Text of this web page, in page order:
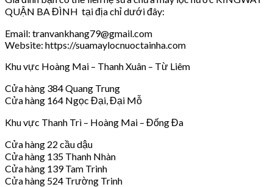
QUẬN BA ĐÌNH tại địa chỉ dưới đây:
Email: tranvankhang79@gmail.com
Website: https://suamaylocnuoctainha.com
Khu vực Hoàng Mai – Thanh Xuân – Từ Liêm
Cửa hàng 384 Quang Trung
Cửa hàng 164 Ngọc Đại, Đại Mỗ
Khu vực Thanh Trì – Hoàng Mai – Đống Đa
Cửa hàng 22 cầu dậu
Cửa hàng 135 Thanh Nhàn
Cửa hàng 139 Tam Trinh
Cửa hàng 524 Trường Trinh